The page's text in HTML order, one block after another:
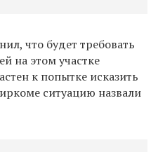
что будет требовать
на этом участке
к попытке исказить
ситуацию назвали